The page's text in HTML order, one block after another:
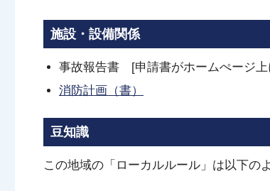
施設・設備関係
事故報告書 [申請書がホームぺージ上
消防計画（書）
豆知識
この地域の「ローカルルール」は以下の